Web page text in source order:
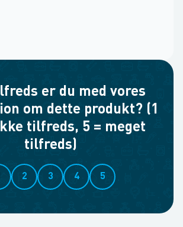
er du med vores
om dette produkt? (1
tilfreds, 5 = meget
tilfreds)
2 3 4 5